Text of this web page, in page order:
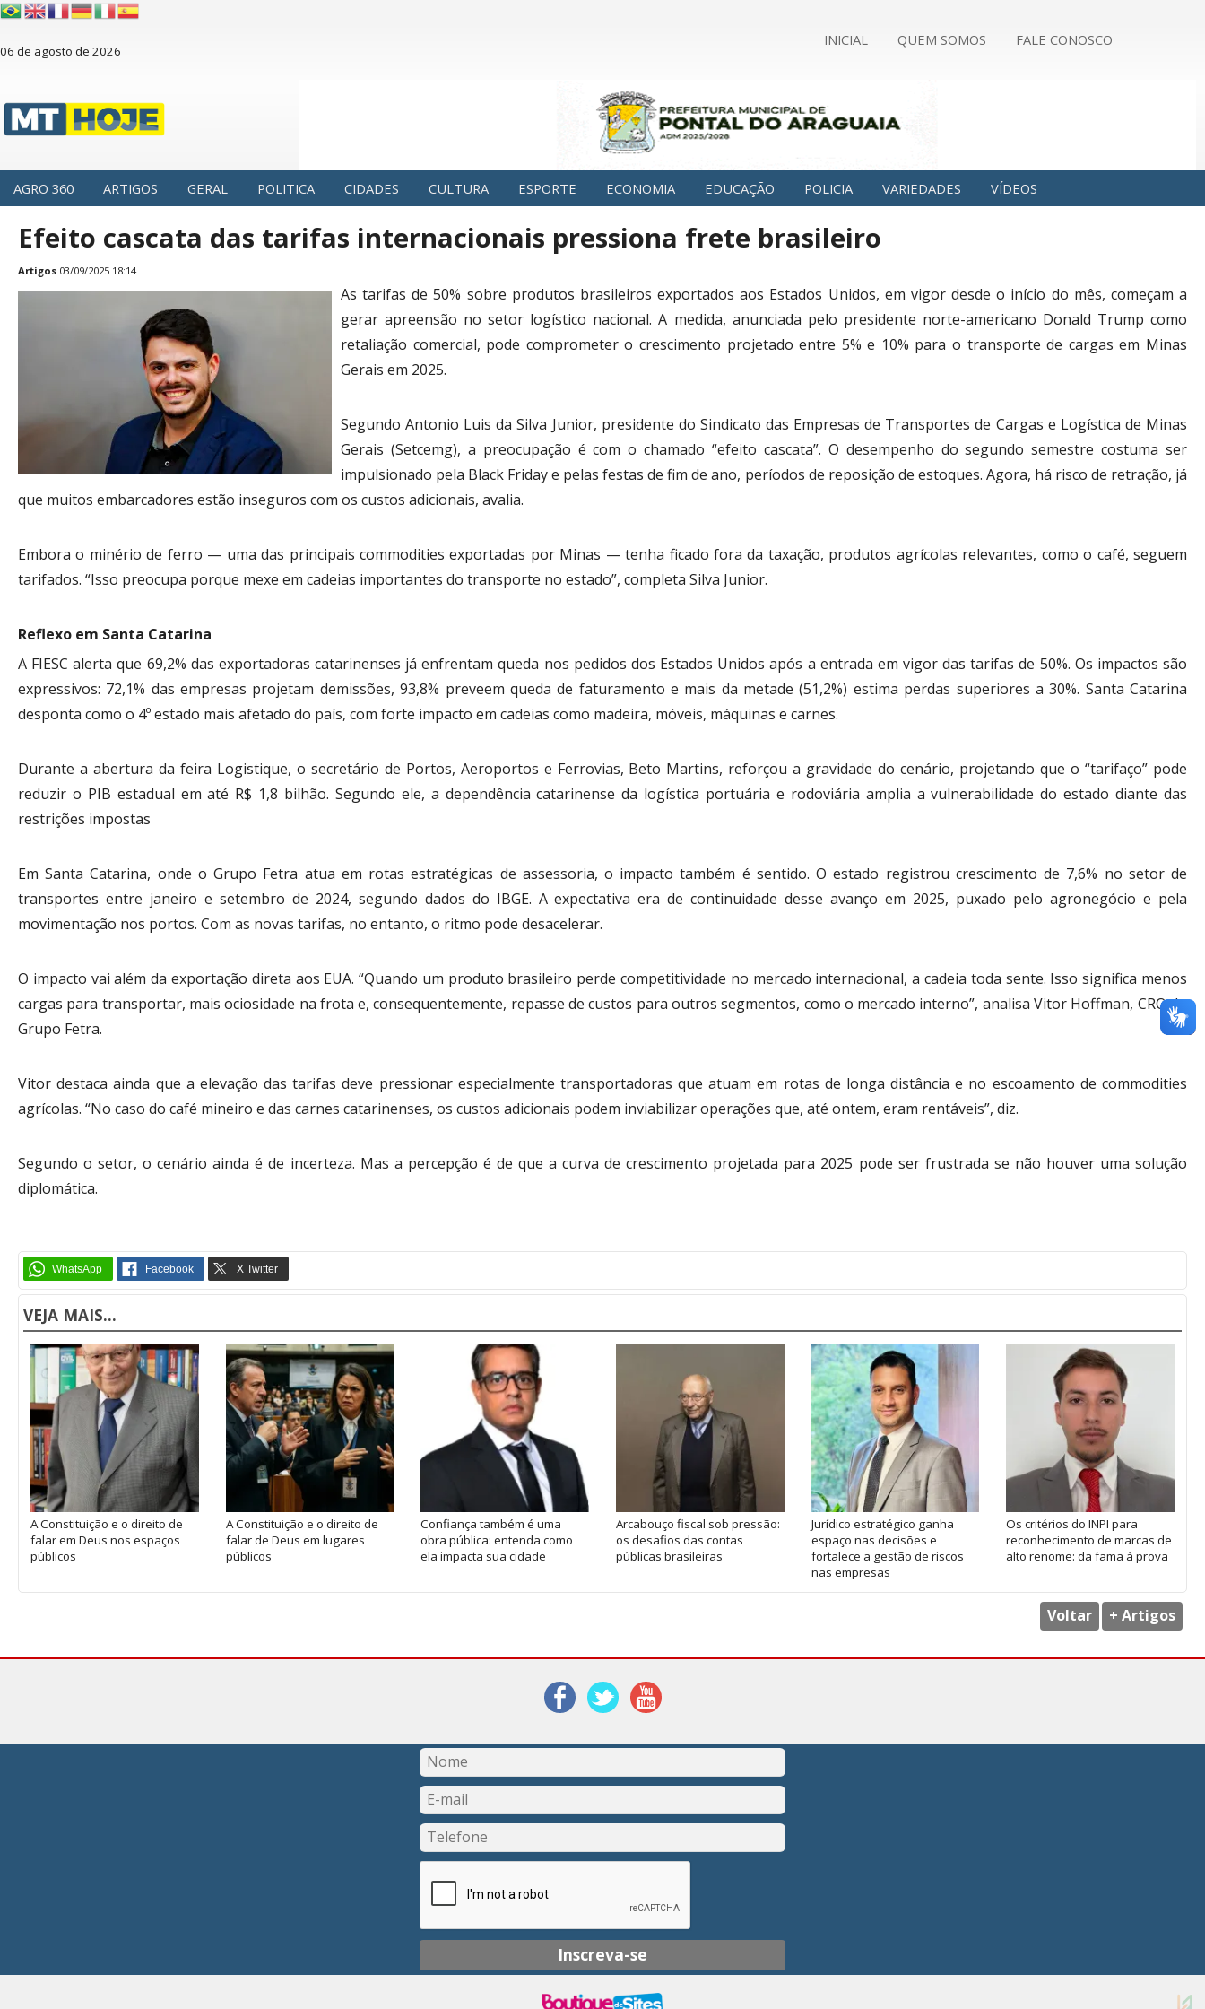
06 de agosto de 2026
INICIAL QUEM SOMOS FALE CONOSCO
AGRO 360 ARTIGOS GERAL POLITICA CIDADES CULTURA ESPORTE ECONOMIA EDUCAÇÃO POLICIA VARIEDADES VÍDEOS
Efeito cascata das tarifas internacionais pressiona frete brasileiro
Artigos 03/09/2025 18:14
As tarifas de 50% sobre produtos brasileiros exportados aos Estados Unidos, em vigor desde o início do mês, começam a
gerar apreensão no setor logístico nacional. A medida, anunciada pelo presidente norte-americano Donald Trump como
retaliação comercial, pode comprometer o crescimento projetado entre 5% e 10% para o transporte de cargas em Minas
Gerais em 2025.
Segundo Antonio Luis da Silva Junior, presidente do Sindicato das Empresas de Transportes de Cargas e Logística de Minas
Gerais (Setcemg), a preocupação é com o chamado “efeito cascata”. O desempenho do segundo semestre costuma ser
impulsionado pela Black Friday e pelas festas de fim de ano, períodos de reposição de estoques. Agora, há risco de retração, já
que muitos embarcadores estão inseguros com os custos adicionais, avalia.
Embora o minério de ferro — uma das principais commodities exportadas por Minas — tenha ficado fora da taxação, produtos agrícolas relevantes, como o café, seguem
tarifados. “Isso preocupa porque mexe em cadeias importantes do transporte no estado”, completa Silva Junior.
Reflexo em Santa Catarina
A FIESC alerta que 69,2% das exportadoras catarinenses já enfrentam queda nos pedidos dos Estados Unidos após a entrada em vigor das tarifas de 50%. Os impactos são
expressivos: 72,1% das empresas projetam demissões, 93,8% preveem queda de faturamento e mais da metade (51,2%) estima perdas superiores a 30%. Santa Catarina
desponta como o 4º estado mais afetado do país, com forte impacto em cadeias como madeira, móveis, máquinas e carnes.
Durante a abertura da feira Logistique, o secretário de Portos, Aeroportos e Ferrovias, Beto Martins, reforçou a gravidade do cenário, projetando que o “tarifaço” pode
reduzir o PIB estadual em até R$ 1,8 bilhão. Segundo ele, a dependência catarinense da logística portuária e rodoviária amplia a vulnerabilidade do estado diante das
restrições impostas
Em Santa Catarina, onde o Grupo Fetra atua em rotas estratégicas de assessoria, o impacto também é sentido. O estado registrou crescimento de 7,6% no setor de
transportes entre janeiro e setembro de 2024, segundo dados do IBGE. A expectativa era de continuidade desse avanço em 2025, puxado pelo agronegócio e pela
movimentação nos portos. Com as novas tarifas, no entanto, o ritmo pode desacelerar.
O impacto vai além da exportação direta aos EUA. “Quando um produto brasileiro perde competitividade no mercado internacional, a cadeia toda sente. Isso significa menos
cargas para transportar, mais ociosidade na frota e, consequentemente, repasse de custos para outros segmentos, como o mercado interno”, analisa Vitor Hoffman, CRO do
Grupo Fetra.
Vitor destaca ainda que a elevação das tarifas deve pressionar especialmente transportadoras que atuam em rotas de longa distância e no escoamento de commodities
agrícolas. “No caso do café mineiro e das carnes catarinenses, os custos adicionais podem inviabilizar operações que, até ontem, eram rentáveis”, diz.
Segundo o setor, o cenário ainda é de incerteza. Mas a percepção é de que a curva de crescimento projetada para 2025 pode ser frustrada se não houver uma solução
diplomática.
VEJA MAIS...
A Constituição e o direito de
falar em Deus nos espaços
públicos
A Constituição e o direito de
falar de Deus em lugares
públicos
Confiança também é uma
obra pública: entenda como
ela impacta sua cidade
Arcabouço fiscal sob pressão:
os desafios das contas
públicas brasileiras
Jurídico estratégico ganha
espaço nas decisões e
fortalece a gestão de riscos
nas empresas
Os critérios do INPI para
reconhecimento de marcas de
alto renome: da fama à prova
Voltar + Artigos
Inscreva-se